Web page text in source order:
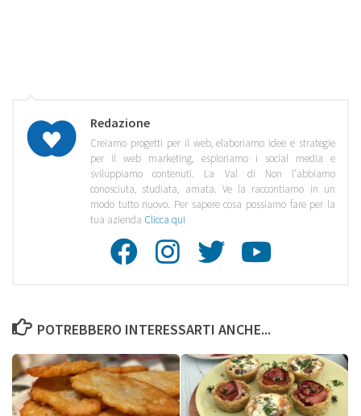
Redazione
Creiamo progetti per il web, elaboriamo idee e strategie
per il web marketing, esploriamo i social media e
sviluppiamo contenuti. La Val di Non l'abbiamo
conosciuta, studiata, amata. Ve la raccontiamo in un
modo tutto nuovo. Per sapere cosa possiamo fare per la
tua azienda Clicca qui
Facebook
POTREBBERO INTERESSARTI ANCHE...